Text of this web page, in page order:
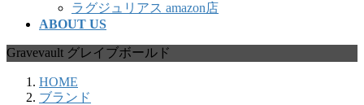
ラグジュリアス amazon店
ABOUT US
Gravevault グレイブボールド
HOME
ブランド